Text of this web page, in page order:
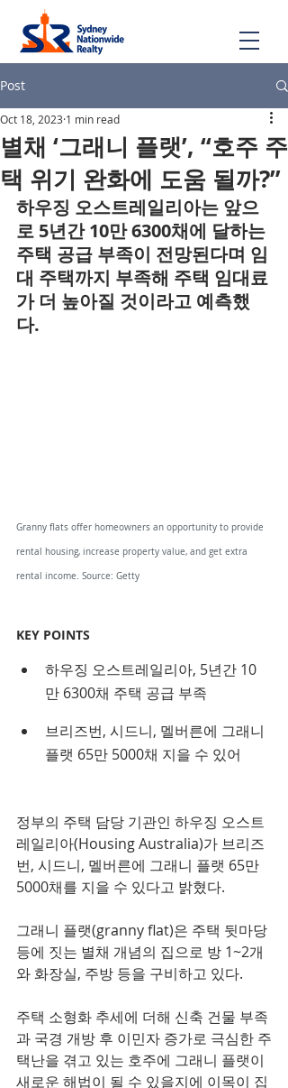
Post
별채 ‘그래니 플랫’, “호주 주
택 위기 완화에 도움 될까?”
Oct 18, 2023 1 min read
하우징 오스트레일리아는 앞으
로 5년간 10만 6300채에 달하는
주택 공급 부족이 전망된다며 임
대 주택까지 부족해 주택 임대료
가 더 높아질 것이라고 예측했
다.
Granny flats offer homeowners an opportunity to provide
rental housing, increase property value, and get extra
rental income. Source: Getty
KEY POINTS
하우징 오스트레일리아, 5년간 10
만 6300채 주택 공급 부족
브리즈번, 시드니, 멜버른에 그래니
플랫 65만 5000채 지을 수 있어
정부의 주택 담당 기관인 하우징 오스트
레일리아(Housing Australia)가 브리즈
번, 시드니, 멜버른에 그래니 플랫 65만
5000채를 지을 수 있다고 밝혔다.
그래니 플랫(granny flat)은 주택 뒷마당
등에 짓는 별채 개념의 집으로 방 1~2개
와 화장실, 주방 등을 구비하고 있다.
주택 소형화 추세에 더해 신축 건물 부족
과 국경 개방 후 이민자 증가로 극심한 주
택난을 겪고 있는 호주에 그래니 플랫이
새로운 해법이 될 수 있을지에 이목이 집